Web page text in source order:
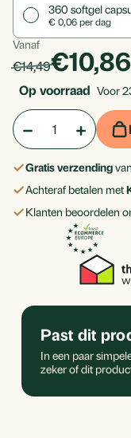
360softgel
€ 0,06 per dag
Per
stuk
Vanaf
products.price_default:
€14,49€10,86
Op voorraad Voor
Aantal:
Hoeveelheid
verlagen
van
Vitamine
D3
verhogen
van
Vitamine
D3
25
mcg
Gratis verzending
Achteraf betalen met
Klanten beoordelen
Past dit
In een paar
zeker of dit